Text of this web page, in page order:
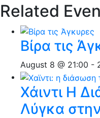
Related
Βίρα τις
August 8 @ 21:00 -
Χάιντι Η
Λύγκα